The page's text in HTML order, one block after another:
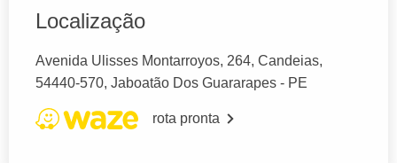
Localização
Avenida Ulisses Montarroyos, 264, Candeias,
54440-570, Jaboatão Dos Guararapes - PE
rota pronta